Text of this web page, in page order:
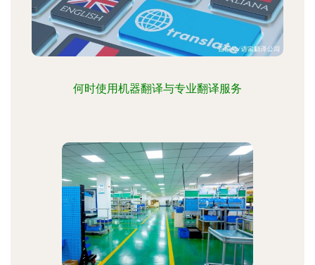
何时使用机器翻译与专业翻译服务